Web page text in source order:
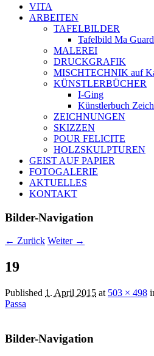
VITA
ARBEITEN
TAFELBILDER
Tafelbild Ma
MALEREI
DRUCKGRAFIK
MISCHTECHNIK auf
KÜNSTLERBÜCHER
I-Ging
Künstlerbuch
ZEICHNUNGEN
SKIZZEN
POUR FELICITE
HOLZSKULPTUREN
GEIST AUF PAPIER
FOTOGALERIE
AKTUELLES
KONTAKT
Bilder-Navigation
← Zurück Weiter →
19
Published 1. April 2015 at 503 × 498
Passa
Bilder-Navigation